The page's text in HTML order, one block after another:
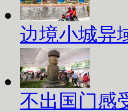
边境小城异
不出国门感